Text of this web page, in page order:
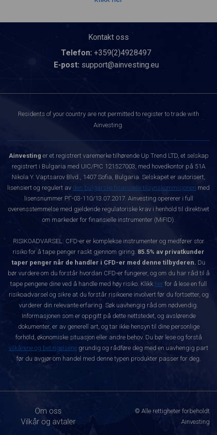
Kontakt oss
Telefon: +359(2)4928497
E-post: support@ainvesting.eu
Residents of your country are not permitted to register to trade with
Ainvesting.
Ainvesting er et registrert varemerke tilhørende Up Trend LTD, et selskap
registrert i Bulgaria med UIC/PIC 121527003, med hovedkontor på 51A
Nikola Y. Vaptsarov Blvd., 1407 Sofia, Bulgaria. Selskapet er autorisert,
lisensiert og regulert av den bulgarske finansielle tilsynskommisjonen med
lisensnummer РГ-03-110/13.07.2017. Ainvesting opererer i full
overensstemmelse med gjeldende regulatoriske krav i henhold til direktivet
om markeder for finansielle instrumenter (MiFID).
RISIKOADVARSEL: CFD-er er komplekse instrumenter og medfører stor
risiko for å tape penger raskt gjennom giring. 85.5% av privatkunder
taper penger når de handler i CFD-er med denne tilbyderen. Du
bør vurdere om du forstår hvordan CFD-er fungerer, og om du har råd til å
tape pengene dine ved å handle med høy risiko. Klikk her for å lese en full
risikoadvarsel og sikre at du forstår risikoene involvert før du fortsetter, og
vurderer din relevante erfaring. Søk uavhengig råd om nødvendig.
Informasjonen som er oppgitt på dette nettstedet, og avslørende
dokumenter, er av generell art, og tar ikke hensyn til dine personlige
forhold, økonomiske situasjon eller andre behov. Du bør lese og forstå
vilkårene og betingelsene grundig og rådføre deg med en uavhengig part
før du avgjør om handel med denne typen produkter passer for deg.
Om oss
Vilkår og avtaler
© Alle rettigheter forbeholdt
Ainvesting